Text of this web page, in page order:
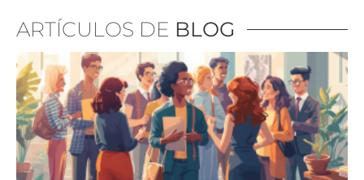
ARTÍCULOS DE BLOG